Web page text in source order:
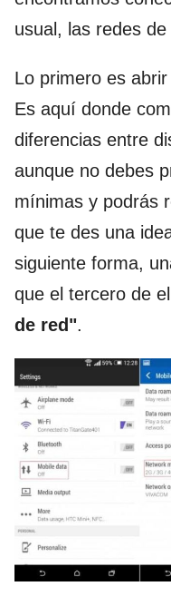
usual, las redes
Lo primero es
Es aquí donde
diferencias entre
aunque no debes
mínimas y podrás
que te des una
siguiente forma,
que el tercero de
de red".